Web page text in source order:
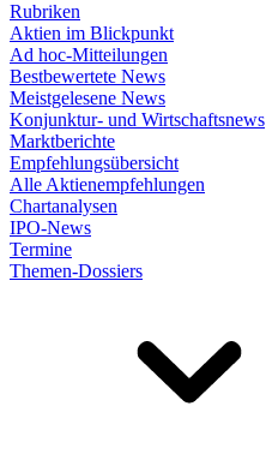
Rubriken
Aktien im Blickpunkt
Ad hoc-Mitteilungen
Bestbewertete News
Meistgelesene News
Konjunktur- und Wirtschaftsnews
Marktberichte
Empfehlungsübersicht
Alle Aktienempfehlungen
Chartanalysen
IPO-News
Termine
Themen-Dossiers